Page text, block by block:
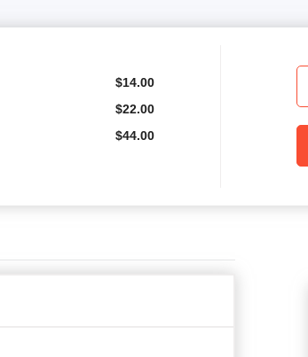
$14.00
$22.00
$44.00